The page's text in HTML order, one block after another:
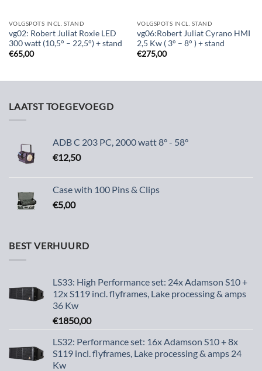
VOLGSPOTS INCL. STAND
vg02: Robert Juliat Roxie LED
300 watt (10,5° – 22,5°) + stand
€65,00
VOLGSPOTS INCL. STAND
vg06:Robert Juliat Cyrano HMI
2,5 Kw ( 3° – 8° ) + stand
€275,00
LAATST TOEGEVOEGD
ADB C 203 PC, 2000 watt 8° - 58°
€12,50
Case with 100 Pins & Clips
€5,00
BEST VERHUURD
LS33: High Performance set: 24x Adamson S10 +
12x S119 incl. flyframes, Lake processing & amps
36 Kw
€1850,00
LS32: Performance set: 16x Adamson S10 + 8x
S119 incl. flyframes, Lake processing & amps 24
Kw